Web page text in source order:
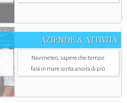
AZIENDE & ATTIVITÀ
Navimeteo, sapere che tempo
farà in mare conta ancora di più